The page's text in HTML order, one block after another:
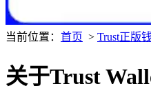
当前位置： 首页 > Trust正版
关于Trust